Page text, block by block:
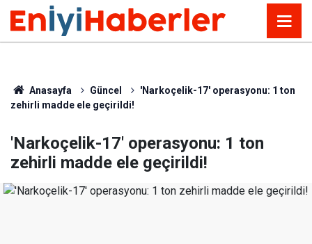
Anasayfa Güncel
'Narkoçelik-17' operasyonu: 1 ton
zehirli madde ele geçirildi!
'Narkoçelik-17' operasyonu: 1 ton
zehirli madde ele geçirildi!